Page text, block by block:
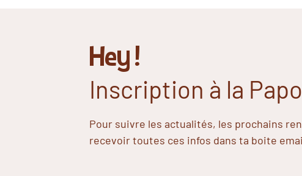
Hey !
Inscription à la
Pour suivre les actualités, les prochains
recevoir toutes ces infos dans ta boite